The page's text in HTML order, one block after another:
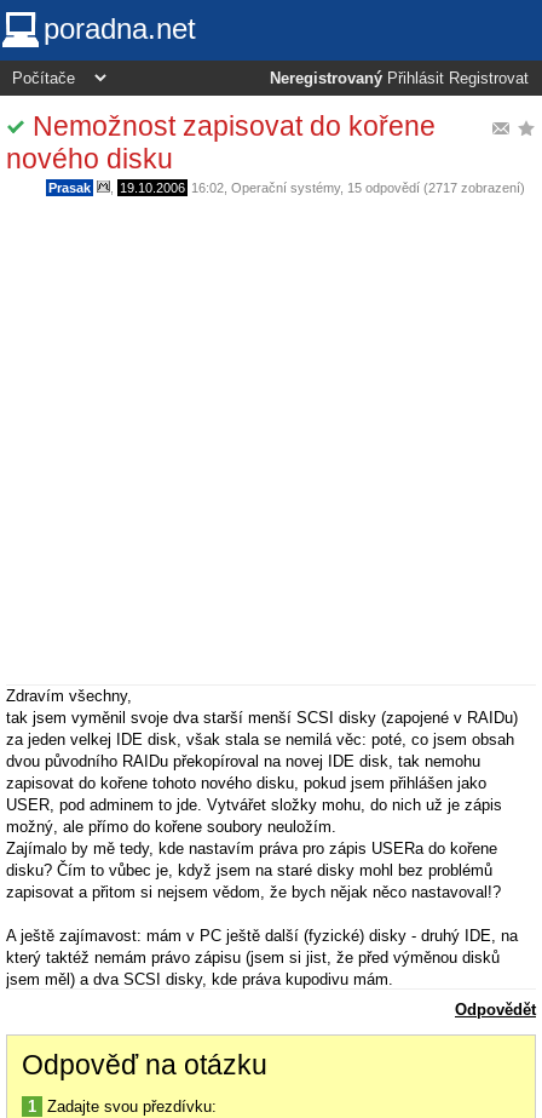
poradna.net
Neregistrovaný Přihlásit Registrovat
Nemožnost zapisovat do kořene
nového disku
Prasak 19.10.2006 16:02 Operační systémy, 15 odpovědí (2717 zobrazení)
Zdravím všechny,
tak jsem vyměnil svoje dva starší menší SCSI disky (zapojené v RAIDu)
za jeden velkej IDE disk, však stala se nemilá věc: poté, co jsem obsah
dvou původního RAIDu překopíroval na novej IDE disk, tak nemohu
zapisovat do kořene tohoto nového disku, pokud jsem přihlášen jako
USER, pod adminem to jde. Vytvářet složky mohu, do nich už je zápis
možný, ale přímo do kořene soubory neuložím.
Zajímalo by mě tedy, kde nastavím práva pro zápis USERa do kořene
disku? Čím to vůbec je, když jsem na staré disky mohl bez problémů
zapisovat a přitom si nejsem vědom, že bych nějak něco nastavoval!?
A ještě zajímavost: mám v PC ještě další (fyzické) disky - druhý IDE, na
který taktéž nemám právo zápisu (jsem si jist, že před výměnou disků
jsem měl) a dva SCSI disky, kde práva kupodivu mám.
Taky jsem při instalaci nového disku trochu přeházel IDE zařízení na
souvislost?
Odpovědět
Odpověď na otázku
1 Zadajte svou přezdívku: